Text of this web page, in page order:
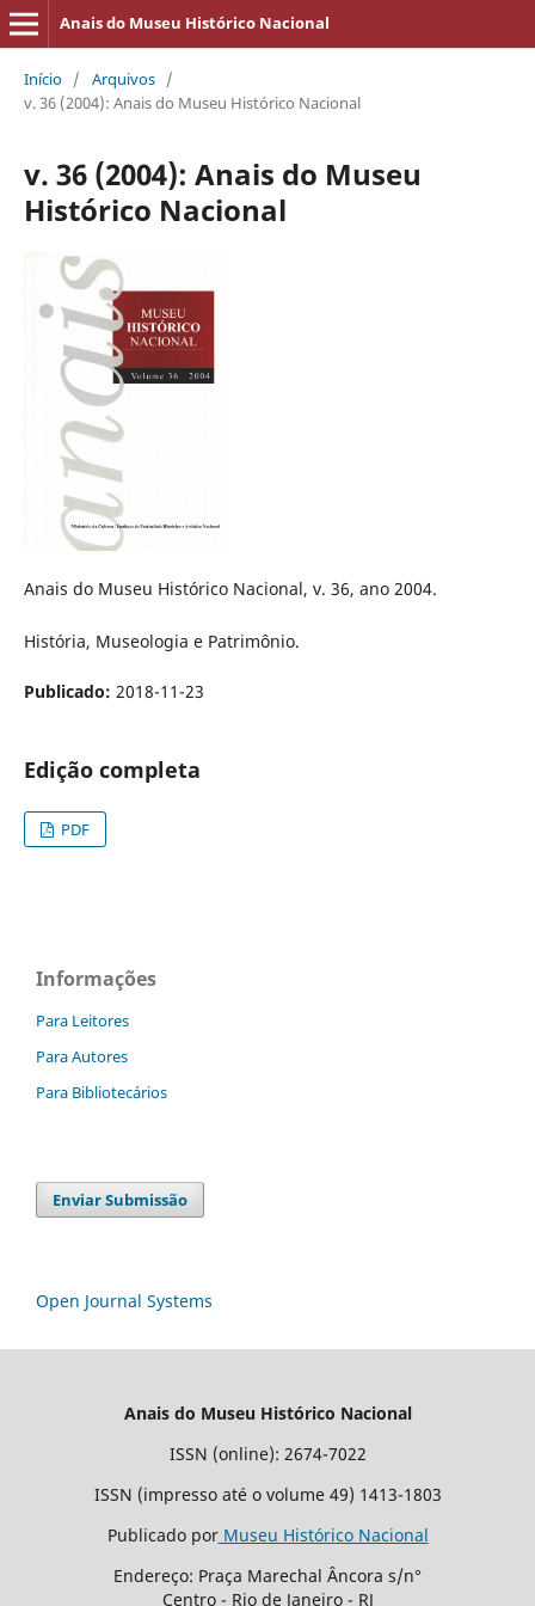
Anais do Museu Histórico Nacional
Início / Arquivos /
v. 36 (2004): Anais do Museu Histórico Nacional
v. 36 (2004): Anais do Museu
Histórico Nacional
Anais do Museu Histórico Nacional, v. 36, ano 2004.
História, Museologia e Patrimônio.
Publicado: 2018-11-23
Edição completa
PDF
Informações
Para Leitores
Para Autores
Para Bibliotecários
Enviar Submissão
Open Journal Systems
Anais do Museu Histórico Nacional
ISSN (online): 2674-7022
ISSN (impresso até o volume 49) 1413-1803
Publicado porMuseu Histórico Nacional
Endereço: Praça Marechal Âncora s/n°
Centro - Rio de Janeiro - RJ